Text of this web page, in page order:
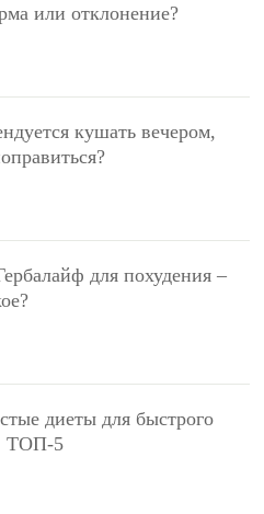
или отклонение?
кушать вечером,
для похудения –
диеты для быстрого
ТОП-5